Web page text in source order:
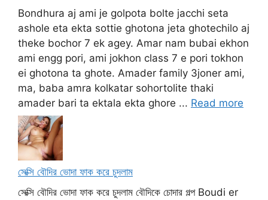
Bondhura aj ami je golpota bolte jacchi seta
ashole eta ekta sottie ghotona jeta ghotechilo aj
theke bochor 7 ek agey. Amar nam bubai ekhon
ami engg pori, ami jokhon class 7 e pori tokhon
ei ghotona ta ghote. Amader family 3joner ami,
ma, baba amra kolkatar sohortolite thaki
amader bari ta ektala ekta ghore ... Read more
সেক্সি বৌদির ভোদা ফাক করে চুদলাম
সেক্সি বৌদির ভোদা ফাক করে চুদলাম বৌদিকে চোদার গল্প Boudi er